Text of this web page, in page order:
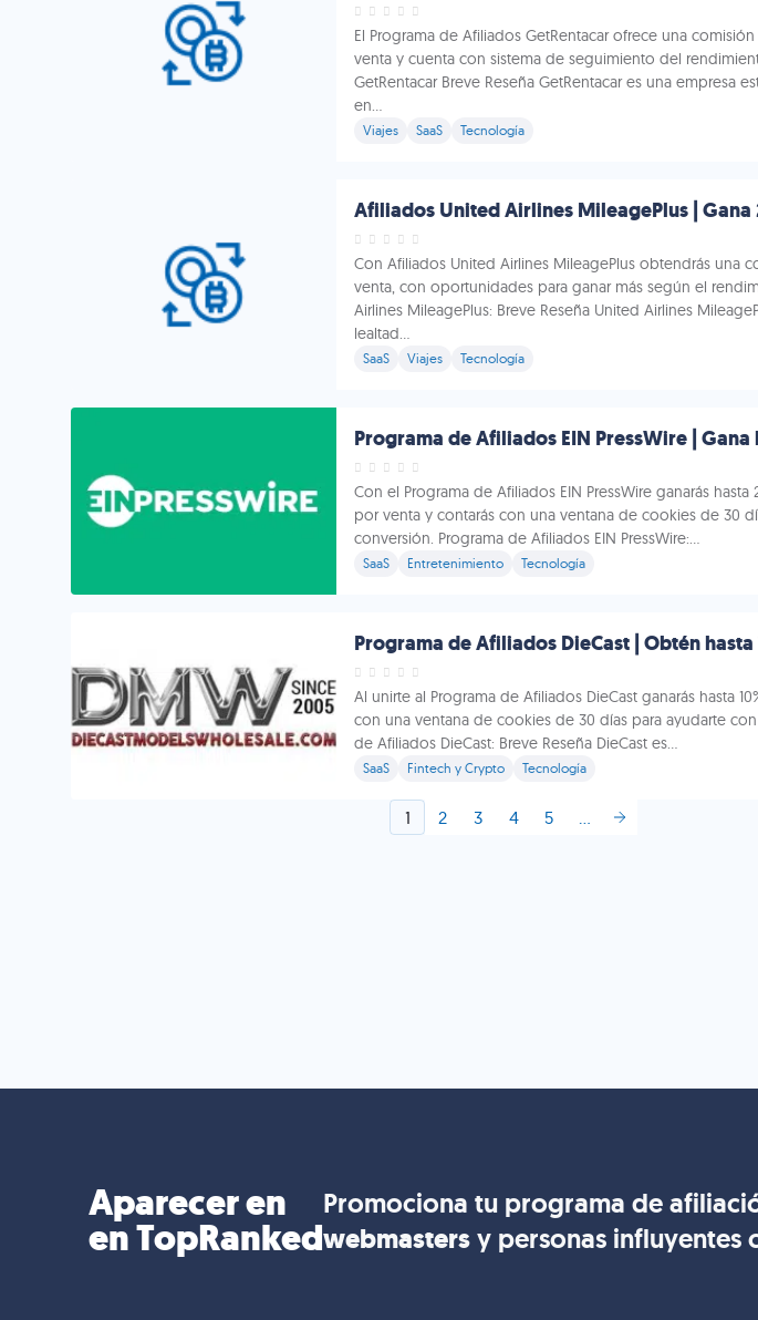
El Programa de Afiliados GetRentacar ofrece una
venta y cuenta con sistema de seguimiento del
GetRentacar Breve Reseña GetRentacar es una empresa
en...
Viajes SaaS Tecnología
Afiliados United Airlines MileagePlus | Gana
Con Afiliados United Airlines MileagePlus obtendrás una
venta, con oportunidades para ganar más según el
Airlines MileagePlus: Breve Reseña United Airlines
lealtad...
SaaS Viajes Tecnología
Programa de Afiliados EIN PressWire |
Con el Programa de Afiliados EIN PressWire ganarás hasta
por venta y contarás con una ventana de cookies de 30
conversión. Programa de Afiliados EIN PressWire:...
SaaS Entretenimiento Tecnología
Programa de Afiliados DieCast | Obtén
Al unirte al Programa de Afiliados DieCast ganarás hasta
con una ventana de cookies de 30 días para ayudarte
de Afiliados DieCast: Breve Reseña DieCast es...
SaaS Fintech y Crypto Tecnología
1 2 3 4 5
Aparecer en
en TopRanked
Promociona tu programa de
webmastersy personas influyentes